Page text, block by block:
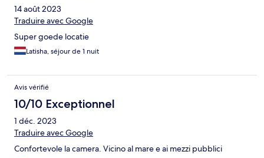
14 août 2023
Traduire avec Google
Super goede locatie
Latisha, séjour de 1 nuit
Avis vérifié
10/10 Exceptionnel
1 déc. 2023
Traduire avec Google
Confortevole la camera. Vicino al mare e ai mezzi pubblici